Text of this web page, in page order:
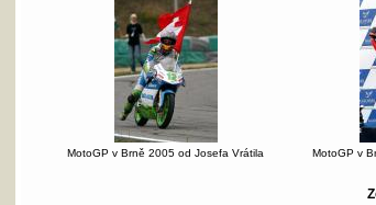
MotoGP v Brně 2005 od Josefa Vrátila MotoGP v